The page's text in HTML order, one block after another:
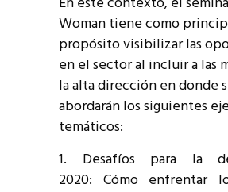
Woman tiene como
propósito visibilizar las
en el sector al incluir a las
la alta dirección en donde
abordarán los siguientes
temáticos:
Desafíos para la
2020: Cómo enfrentar